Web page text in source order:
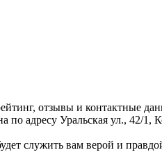
отзывы и контактные
адресу Уральская ул., 42/1,
служить вам верой и